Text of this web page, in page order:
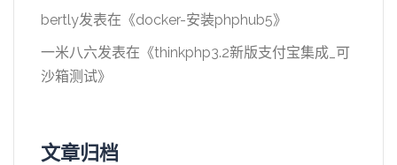
bertly发表在《docker-安装phphub5》
一米八六发表在《thinkphp3.2新版支付宝集成_可
沙箱测试》
文章归档